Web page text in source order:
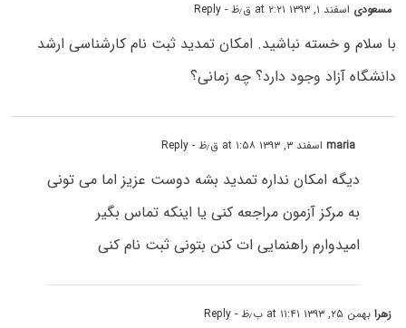
مسعودی اسفند ۱, ۱۳۹۳ at ۲:۲۱ ق٫ظ - Reply
با سلام و خسته نباشید. امکان تمدید ثبت نام کارشناسی ارشد
دانشگاه آزاد وجود دارد؟ چه زمانی؟
mariaاسفند ۳, ۱۳۹۳ at ۱:۵۸ ق٫ظ - Reply
دیگه امکان نداره تمدید بشه دوست عزیز اما می تونی
به مرکز آزمون مراجعه کنی یا اینکه تماس بگیر
امیدوارم راهنمایی ات کنن بتونی ثبت نام کنی
زهرابهمن ۲۵, ۱۳۹۳ at ۱۱:۴۱ ب٫ظ - Reply